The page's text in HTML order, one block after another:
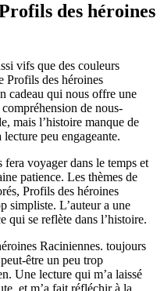
des héroines
vifs que des couleurs
Profils des héroines
cadeau qui nous offre une
de nous-
mais l’histoire manque de
peu engageante.
voyager dans le temps et
patience. Les thèmes de
Profils des héroines
simpliste. L’auteur a une
qui se reflète dans l’histoire.
Raciniennes. toujours
être un peu trop
Une lecture qui m’a laissé